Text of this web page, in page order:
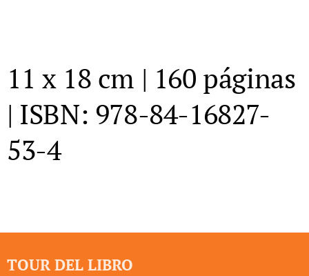
11 x 18 cm | 160 páginas
| ISBN: 978-84-16827-
53-4
TOUR DEL LIBRO